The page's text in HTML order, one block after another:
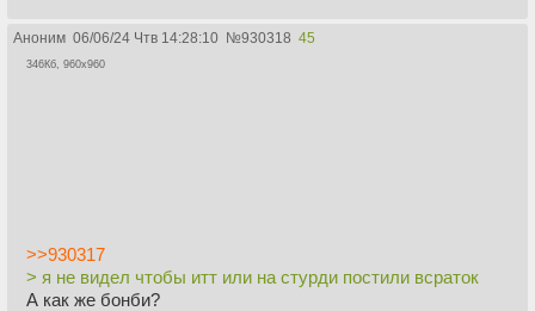
Аноним 06/06/24 Чтв 14:28:10 №930318 45
346Кб, 960x960
>>930317
> я не видел чтобы итт или на стурди постили всраток
А как же бонби?